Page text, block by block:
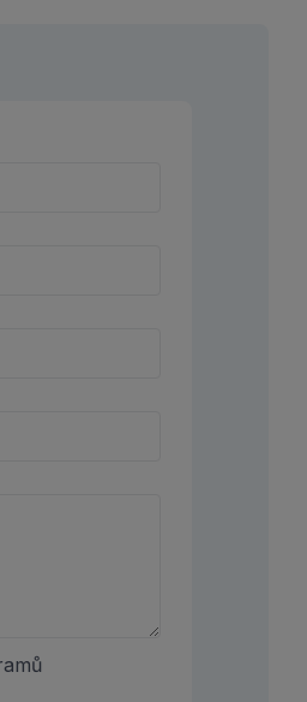
služby, které jsou
programy primární
a dlouhodobě se tak